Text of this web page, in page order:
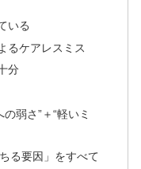
いる
るケアレスミス
分
弱さ”＋“軽いミ
る要因」をすべて